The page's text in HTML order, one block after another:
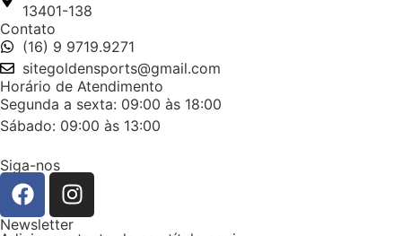
13401-138
Contato
(16) 9 9719.9271
sitegoldensports@gmail.com
Horário de Atendimento
Segunda a sexta: 09:00 às 18:00
Sábado: 09:00 às 13:00
Siga-nos
Newsletter